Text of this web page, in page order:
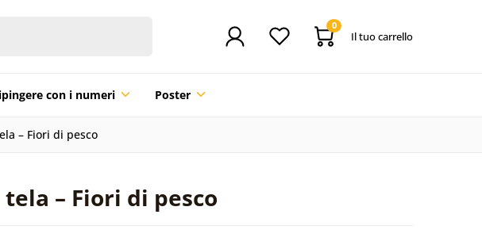
0
Il tuo carrello
con i numeri Poster
– Fiori di pesco
– Fiori di pesco